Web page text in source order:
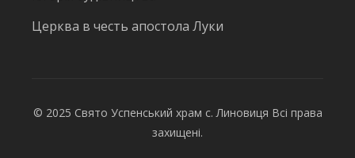
Церква в честь апостола Луки
© 2025 Свято Успенський храм с. Линовиця Всі права
захищені.